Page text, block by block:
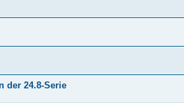
der 24.8-Serie